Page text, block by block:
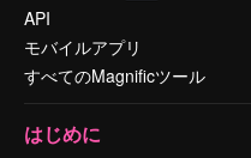
API
モバイルアプリ
すべてのMagnificツール
はじめに